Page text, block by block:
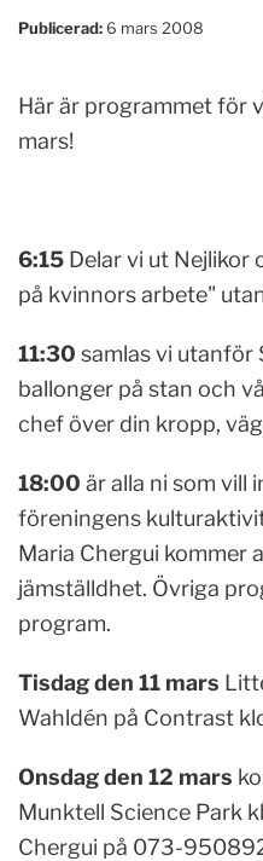
Publicerad:6 mars 2008
Här är programmet för
mars!
6:15 Delar vi ut Nejlikor
på kvinnors arbete"
11:30 samlas vi utanför
ballonger på stan och
chef över din kropp,
18:00 är alla ni som vill
föreningens
Maria Chergui kommer
jämställdhet. Övriga
program.
Tisdag den 11 mars
Wahldén på Contrast
Onsdag den 12 mars
Munktell Science Park
Chergui på 073-